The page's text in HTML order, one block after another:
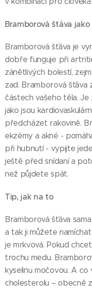
Bramborová štáva jako
Bramborová šťáva je
dobře funguje při
zánětlivých bolestí,
zad. Bramborová šťáva
částech vašeho těla.
jako jsou
předcházet rakovině.
ekzémy a akné -
při hubnutí - vypijte
ještě před snídaní a
než půjdete spát.
Tip, jak na to
Bramborová šťáva
a tak ji můžete
je mrkvová. Pokud
trochu medu.
kyselinu močovou. A co
cholesterolu – obecně